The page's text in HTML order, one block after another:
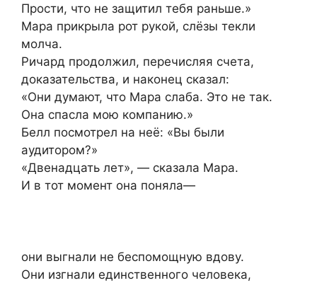
Прости, что не защитил тебя раньше.»
Мара прикрыла рот рукой, слёзы текли
молча.
Ричард продолжил, перечисляя счета,
доказательства, и наконец сказал:
«Они думают, что Мара слаба. Это не так.
Она спасла мою компанию.»
Белл посмотрел на неё: «Вы были
аудитором?»
«Двенадцать лет», — сказала Мара.
И в тот момент она поняла—
они выгнали не беспомощную вдову.
Они изгнали единственного человека,